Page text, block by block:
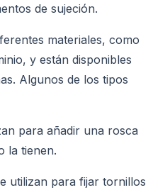
de sujeción.
materiales, como
y están disponibles
Algunos de los tipos
para añadir una rosca
la tienen.
utilizan para fijar tornillos